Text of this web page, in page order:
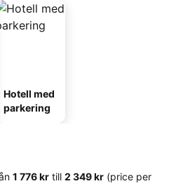
Hotell med
parkering
‎1 776 kr till ‎2 349 kr (price per